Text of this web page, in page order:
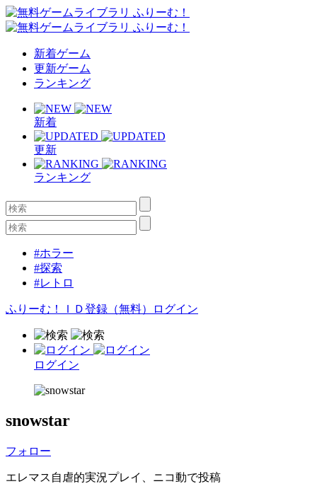
新着ゲーム
更新ゲーム
ランキング
新着
更新
ランキング
#ホラー
#探索
#レトロ
ふりーむ！ＩＤ登録（無料） ログイン
ログイン
snowstar
フォロー
エレマス自虐的実況プレイ、ニコ動で投稿